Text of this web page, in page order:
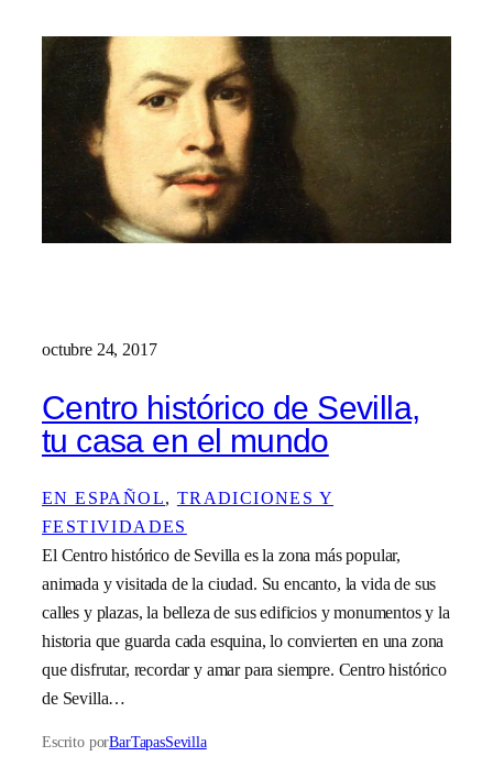
octubre 24, 2017
Centro histórico de Sevilla,
tu casa en el mundo
EN ESPAÑOL, TRADICIONES Y
FESTIVIDADES
El Centro histórico de Sevilla es la zona más popular,
animada y visitada de la ciudad. Su encanto, la vida de sus
calles y plazas, la belleza de sus edificios y monumentos y la
historia que guarda cada esquina, lo convierten en una zona
que disfrutar, recordar y amar para siempre. Centro histórico
de Sevilla…
Escrito porBarTapasSevilla